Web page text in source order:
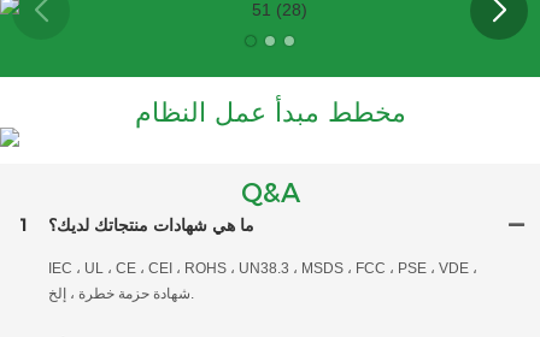
مخطط مبدأ عمل النظام
Q&A
1 ما هي شهادات منتجاتك لديك؟
IEC ، UL ، CE ، CEI ، ROHS ، UN38.3 ، MSDS ، FCC ، PSE ، VDE ،
شهادة حزمة خطرة ، إلخ.